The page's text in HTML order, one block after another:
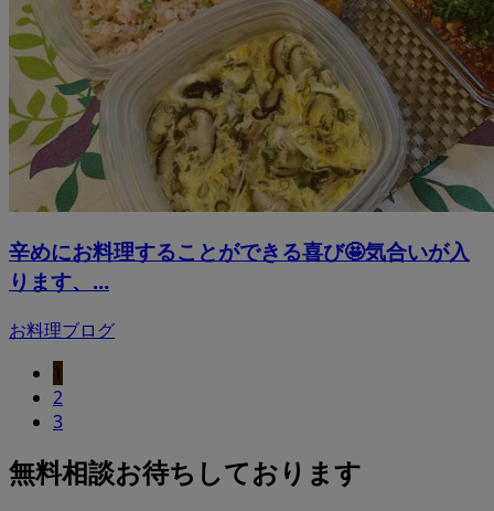
辛めにお料理することができる喜び🤩気合いが入
ります、...
お料理ブログ
1
2
3
無料相談お待ちしております